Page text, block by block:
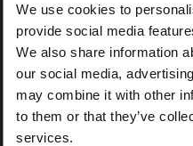
We use cookies to
provide social media
We also share information
our social media,
may combine it with other
to them or that they’ve
services.
Ethics in Epidemics,